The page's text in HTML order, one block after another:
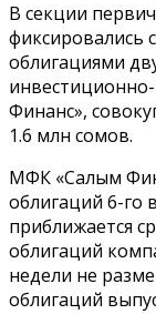
В секции
фиксировались
облигациями
Финанс»,
1.6 млн сомов.
МФК «Салым
облигаций 6-го
приближается
облигаций
недели не
облигаций